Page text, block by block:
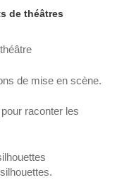
de théâtres
de mise en scène.
raconter les